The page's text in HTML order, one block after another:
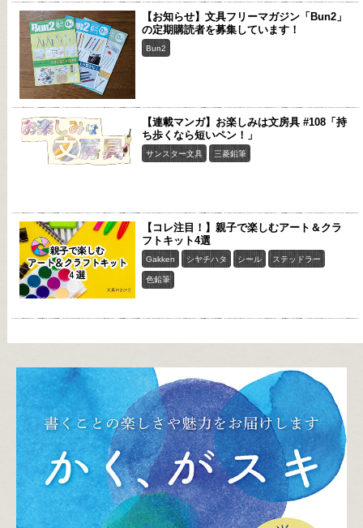
【お知らせ】文具フリーマガジン「Bun2」
の定期購読者を募集しています！
Bun2
【連載マンガ】お楽しみは文房具 #108「持
ち歩くなら短いペン！」
サンスター文具 三菱鉛筆
【コレ注目！】親子で楽しむアート＆クラ
フトキット4選
Gakken シヤチハタ シール ステッドラー
色鉛筆